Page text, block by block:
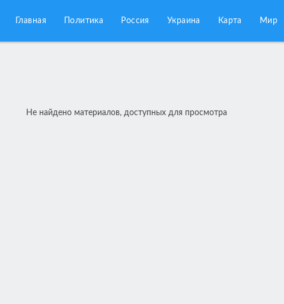
Главная Политика Россия Украина Карта Мир
Не найдено материалов, доступных для просмотра